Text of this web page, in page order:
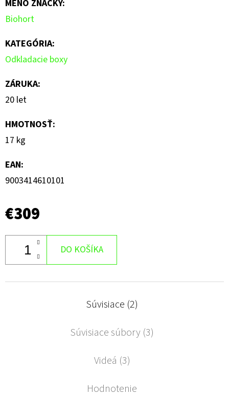
MENO ZNAČKY:
Biohort
KATEGÓRIA:
Odkladacie boxy
ZÁRUKA:
20 let
HMOTNOSŤ:
17 kg
EAN:
9003414610101
€309
DO KOŠÍKA
Súvisiace (2)
Súvisiace súbory (3)
Videá (3)
Hodnotenie